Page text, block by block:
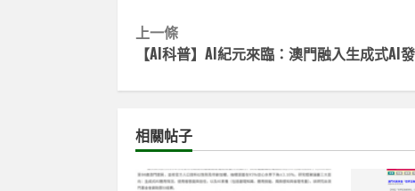
Continue
Reading
上一條
【AI科普】AI紀元來臨：澳門融入生成式AI
相關帖子